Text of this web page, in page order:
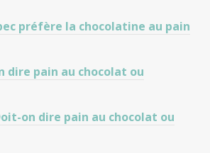
préfère la chocolatine au pain
dire pain au chocolat ou
on dire pain au chocolat ou